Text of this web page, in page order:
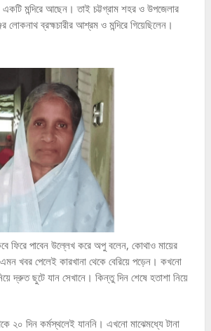
মন্দিরে আছেন। তাই চট্টগ্রাম শহর ও উপজেলার
লোকনাথ ব্রহ্মচারীর আশ্রম ও মন্দিরে গিয়েছিলেন।
ফিরে পাবেন উল্লেখ করে অপু বলেন, কোথাও মায়ের
খবর পেলেই কারখানা থেকে বেরিয়ে পড়েন। কখনো
দ্রুত ছুটে যান সেখানে। কিন্তু দিন শেষে হতাশা নিয়ে
২০ দিন কর্মস্থলেই যাননি। এখনো মাঝেমধ্যে টানা